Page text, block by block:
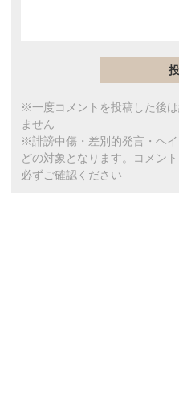
※一度コメントを投稿した後
ません
※誹謗中傷・差別的発言・ヘ
どの対象となります。コメン
必ずご確認ください